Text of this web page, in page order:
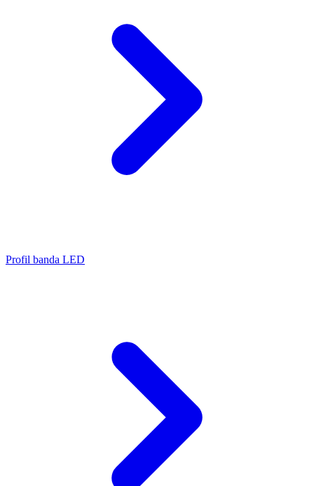
Profil banda LED